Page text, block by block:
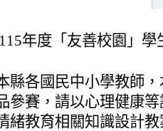
年度「友善校園」
縣各國民中小學教師
參賽，請以心理健康
緒教育相關知識設計教